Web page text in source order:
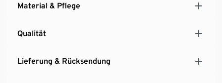
Material & Pflege
Qualität
Lieferung & Rücksendung